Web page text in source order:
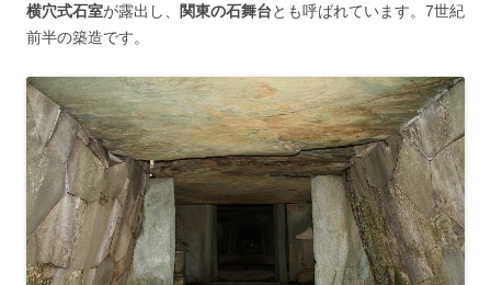
横穴式石室が露出し、 関東の石舞台とも呼ばれています。7世紀
前半の築造です。